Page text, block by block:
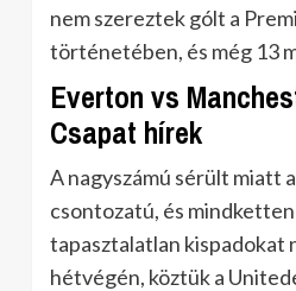
nem szereztek gólt a
történetében, és még 13
Everton vs
Csapat hírek
A nagyszámú sérült miatt
csontozatú, és
tapasztalatlan kispadokat
hétvégén, köztük a